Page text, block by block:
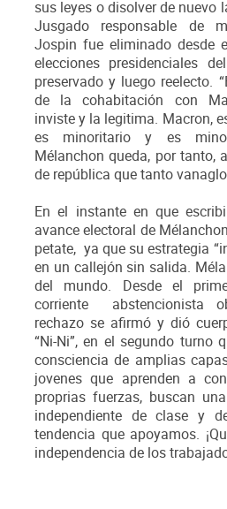
sus leyes o disolver de nuevo
Jusgado responsable de
Jospin fue eliminado desde
elecciones presidenciales
preservado y luego reelecto.
de la cohabitación con
inviste y la legitima. Macron,
es minoritario y es
Mélanchon queda, por tanto,
de república que tanto
En el instante en que
avance electoral de
petate, ya que su estrategia
en un callejón sin salida.
del mundo. Desde el
corriente abstencionista
rechazo se afirmó y dió
“Ni-Ni”, en el segundo turno
consciencia de amplias
jovenes que aprenden a
proprias fuerzas, buscan
independiente de clase y
tendencia que apoyamos.
independencia de los